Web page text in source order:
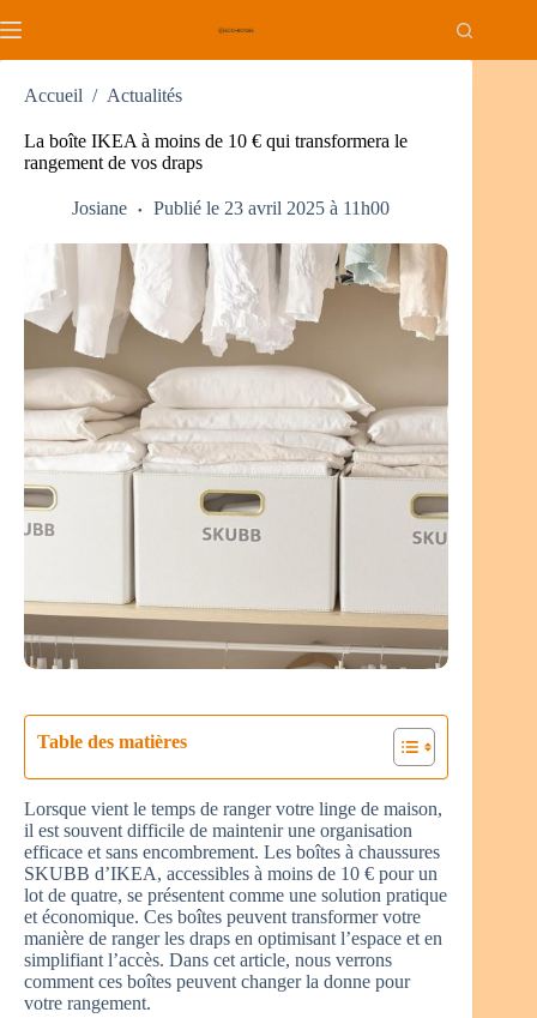
au
Accueil / Actualités
La boîte IKEA à moins de 10 € qui transformera le
rangement de vos draps
Josiane Publié le 23 avril 2025 à 11h00
Table des matières
Lorsque vient le temps de ranger votre linge de maison,
il est souvent difficile de maintenir une organisation
efficace et sans encombrement. Les boîtes à chaussures
SKUBB d’IKEA, accessibles à moins de 10 € pour un
lot de quatre, se présentent comme une solution pratique
et économique. Ces boîtes peuvent transformer votre
manière de ranger les draps en optimisant l’espace et en
simplifiant l’accès. Dans cet article, nous verrons
comment ces boîtes peuvent changer la donne pour
votre rangement.